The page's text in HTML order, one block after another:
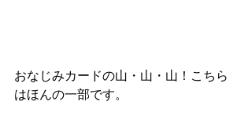
おなじみカードの山・山・山！こちら
はほんの一部です。